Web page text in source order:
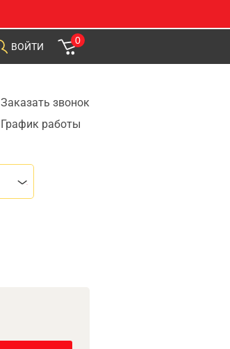
ВОЙТИ
0
Заказать звонок
График работы